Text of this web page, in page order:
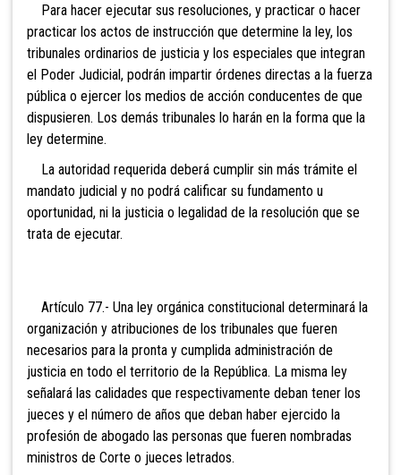
Para hacer ejecutar sus resoluciones, y practicar o hacer
practicar los actos de instrucción que determine la ley, los
tribunales ordinarios de justicia y los especiales que integran
el Poder Judicial, podrán impartir órdenes directas a la fuerza
pública o ejercer los medios de acción conducentes de que
dispusieren. Los demás tribunales lo harán en la forma que la
ley determine.
La autoridad requerida deberá cumplir sin más trámite el
mandato judicial y no podrá calificar su fundamento u
oportunidad, ni la justicia o legalidad de la resolución que se
trata de ejecutar.
Artículo 77.- Una ley orgánica constitucional determinará la
organización y atribuciones de los tribunales que fueren
necesarios para la pronta y cumplida administración de
justicia en todo el territorio de la República. La misma ley
señalará las calidades que respectivamente deban tener los
jueces y el número de años que deban haber ejercido la
profesión de abogado las personas que fueren nombradas
ministros de Corte o jueces letrados.